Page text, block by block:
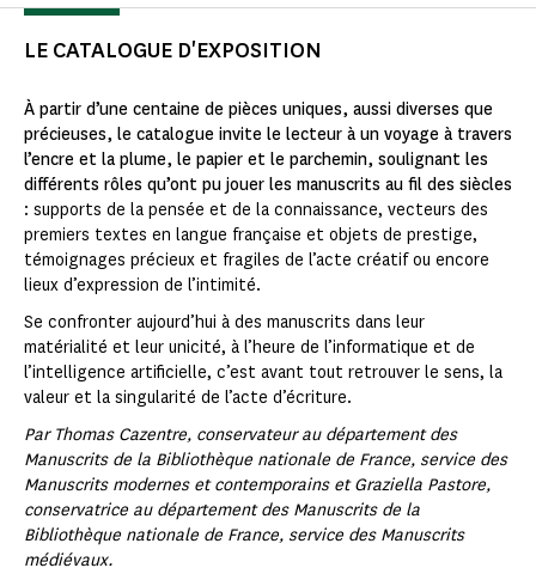
LE CATALOGUE D'EXPOSITION
À partir d’une centaine de pièces uniques, aussi diverses que
précieuses, le catalogue invite le lecteur à un voyage à travers
l’encre et la plume, le papier et le parchemin, soulignant les
différents rôles qu’ont pu jouer les manuscrits au fil des siècles
: supports de la pensée et de la connaissance, vecteurs des
premiers textes en langue française et objets de prestige,
témoignages précieux et fragiles de l’acte créatif ou encore
lieux d’expression de l’intimité.
Se confronter aujourd’hui à des manuscrits dans leur
matérialité et leur unicité, à l’heure de l’informatique et de
l’intelligence artificielle, c’est avant tout retrouver le sens, la
valeur et la singularité de l’acte d’écriture.
Par Thomas Cazentre, conservateur au département des
Manuscrits de la Bibliothèque nationale de France, service des
Manuscrits modernes et contemporains et Graziella Pastore,
conservatrice au département des Manuscrits de la
Bibliothèque nationale de France, service des Manuscrits
médiévaux.